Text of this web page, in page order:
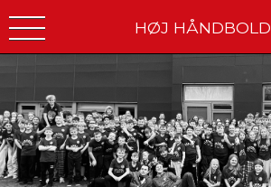
HØJ HÅNDBOLD